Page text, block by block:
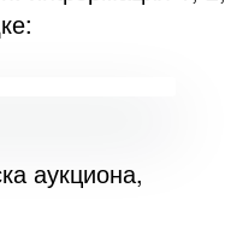
аукциона,